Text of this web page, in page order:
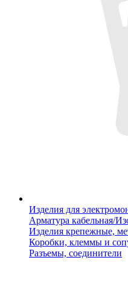
Изделия для
Арматура кабельная/
Изделия крепежные,
Коробки, клеммы и
Разъемы, соединители